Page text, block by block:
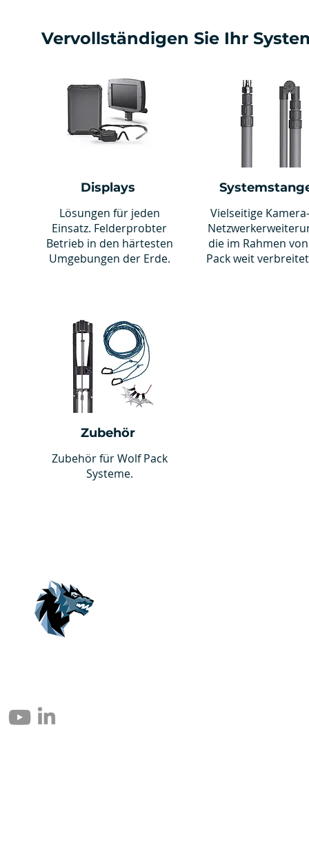
Vervollständigen Sie Ihr
Displays
Lösungen für jeden
Einsatz. Felderprobter
Betrieb in den härtesten
Umgebungen der Erde.
Zubehör
Zubehör für Wolf Pack
Systeme.
Vielseitige
die im Rahmen
Pack weit